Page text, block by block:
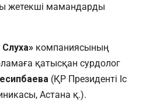
жетекші мамандарды
компаниясының
қатысқан сурдолог
(ҚР Президенті Іс
Астана қ.).